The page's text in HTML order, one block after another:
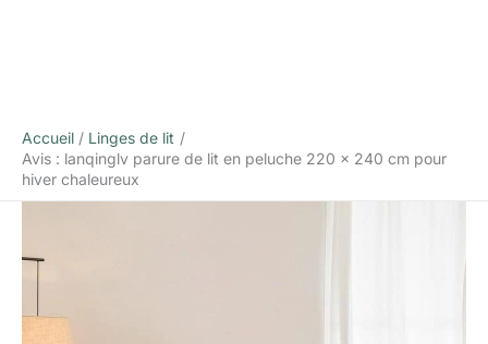
Accueil
Linges de lit
Avis : lanqinglv parure de lit en peluche 220 x 240 cm pour
hiver chaleureux